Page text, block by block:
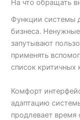
На что обращать
Функции системы
бизнеса.
запутывают
применять
список критичных
Комфорт
адаптацию
продлевает время